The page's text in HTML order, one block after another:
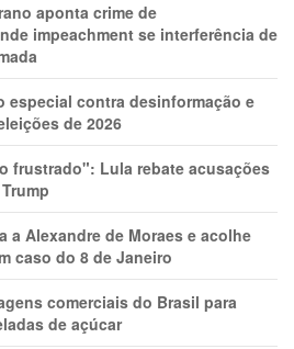
aponta crime de
impeachment se interferência de
especial contra desinformação e
de 2026
frustrado": Lula rebate acusações
a Alexandre de Moraes e acolhe
caso do 8 de Janeiro
comerciais do Brasil para
de açúcar